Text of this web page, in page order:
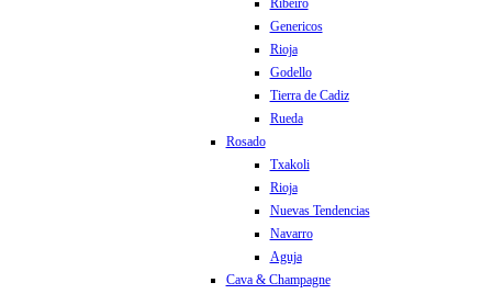
Ribeiro
Genericos
Rioja
Godello
Tierra de Cadiz
Rueda
Rosado
Txakoli
Rioja
Nuevas Tendencias
Navarro
Aguja
Cava & Champagne